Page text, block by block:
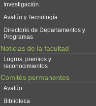
Investigación
Avalúo y Tecnología
Directorio de Departamentos y
Programas
Noticias de la facultad
Logros, premios y
reconocimientos
Comités permanentes
Avalúo
Biblioteca